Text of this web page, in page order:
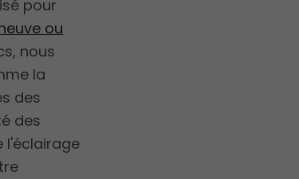
pour
ou
nous
la
des
des
l'éclairage